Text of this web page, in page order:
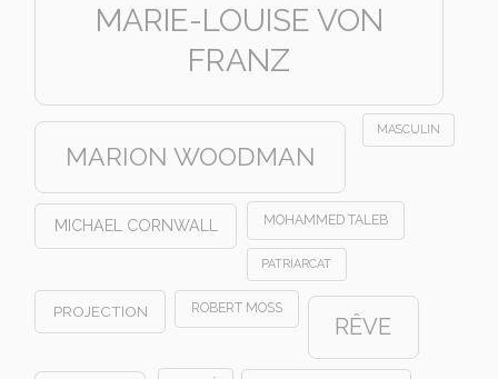
MARIE-LOUISE VON
FRANZ
MARION WOODMAN
MASCULIN
MICHAEL CORNWALL MOHAMMED TALEB
PATRIARCAT
PROJECTION ROBERT MOSS
RÊVE